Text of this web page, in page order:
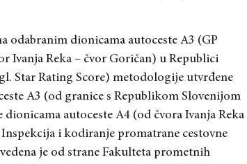
odabranim dionicama autoceste A3 (GP
Ivanja Reka – čvor Goričan) u Republici
Star Rating Score) metodologije utvrđene
A3 (od granice s Republikom Slovenijom
autoceste A4 (od čvora Ivanja Reka
Inspekcija i kodiranje promatrane cestovne
je od strane Fakulteta prometnih